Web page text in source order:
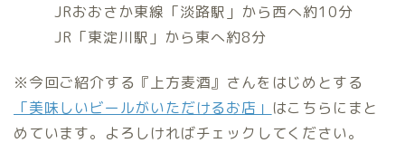
JRおおさか東線「淡路駅」から西へ約10分
JR「東淀川駅」から東へ約8分
※今回ご紹介する『上方麦酒』さんをはじめとする
「美味しいビールがいただけるお店」 はこちらにまと
めています。よろしければチェックしてください。